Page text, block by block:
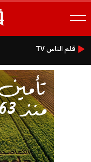
قلم الناس TV